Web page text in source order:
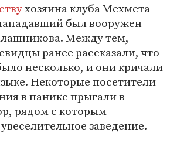
хозяина клуба Мехмета
был вооружен
Между тем,
ранее рассказали, что
несколько, и они кричали
Некоторые посетители
в панике прыгали в
рядом с которым
заведение.